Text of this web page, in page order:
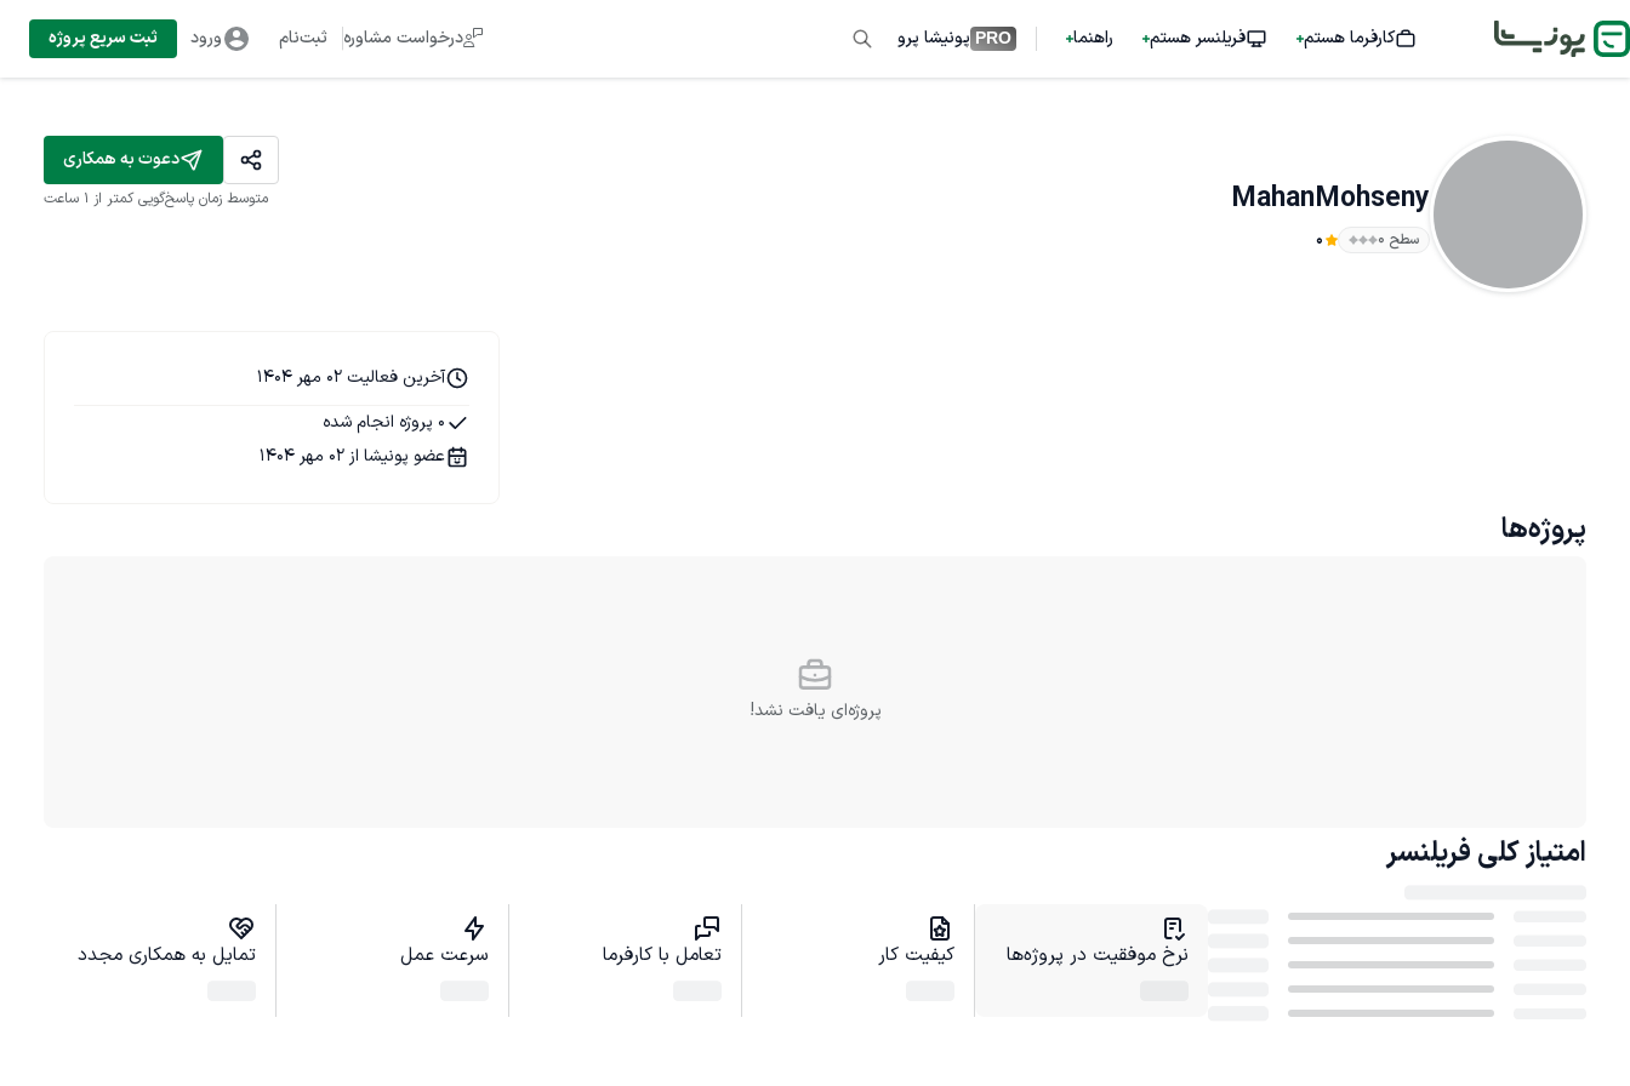
کارفرما هستم فریلنسر هستم راهنما PRO پونیشا پرو درخواست مشاوره ثبت‌نام ورود ثبت سریع پروژه
MahanMohseny
سطح ۰ 0
دعوت به همکاری
متوسط زمان پاسخ‌گویی کمتر از 1 ساعت
آخرین فعالیت 02 مهر 1404
0 پروژه انجام شده
عضو پونیشا از 02 مهر 1404
پروژه‌ها
پروژه‌ای یافت نشد!
امتیاز کلی فریلنسر
نرخ موفقیت در پروژه‌ها کیفیت کار تعامل با کارفرما سرعت عمل تمایل به همکاری مجدد